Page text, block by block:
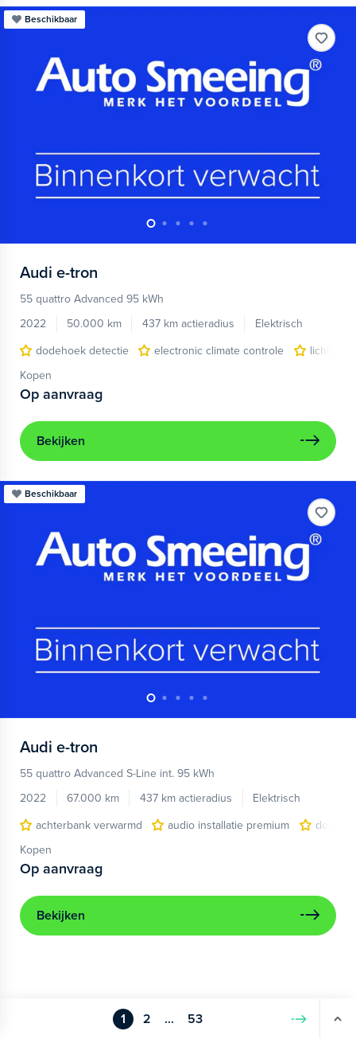
Beschikbaar
Audi e-tron
55 quattro Advanced 95 kWh
2022
50.000 km 437 km actieradius
Elektrisch
dodehoek detectie
electronic climate controle
Kopen
Op aanvraag
Bekijken
Beschikbaar
Audi e-tron
55 quattro Advanced S-Line int. 95 kWh
2022
67.000 km 437 km actieradius
Elektrisch
achterbank verwarmd
audio installatie premium
Kopen
Op aanvraag
Bekijken
1 2 ... 53 Volgende